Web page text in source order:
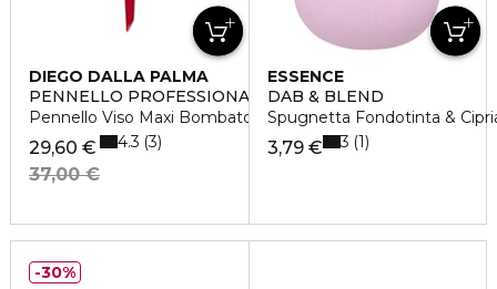
DIEGO DALLA PALMA
PENNELLO PROFESSIONALE
Pennello Viso Maxi Bombato Terre e Ciprie
29,60 €
37,00 €
4.3 3
ESSENCE
DAB & BLEND
Spugnetta Fondotinta &
3,79 € 3 1
30%